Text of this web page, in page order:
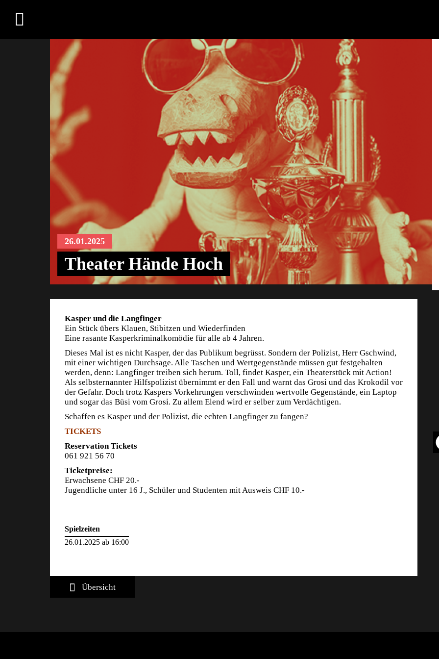
26.01.2025
Theater Hände Hoch
Kasper und die Langfinger
Ein Stück übers Klauen, Stibitzen und Wiederfinden
Eine rasante Kasperkriminalkomödie für alle ab 4 Jahren.
Dieses Mal ist es nicht Kasper, der das Publikum begrüsst. Sondern der Polizist, Herr Gschwind,
mit einer wichtigen Durchsage. Alle Taschen und Wertgegenstände müssen gut festgehalten
werden, denn: Langfinger treiben sich herum. Toll, findet Kasper, ein Theaterstück mit Action!
Als selbsternannter Hilfspolizist übernimmt er den Fall und warnt das Grosi und das Krokodil vor
der Gefahr. Doch trotz Kaspers Vorkehrungen verschwinden wertvolle Gegenstände, ein Laptop
und sogar das Büsi vom Grosi. Zu allem Elend wird er selber zum Verdächtigen.
Schaffen es Kasper und der Polizist, die echten Langfinger zu fangen?
TICKETS
Reservation Tickets
061 921 56 70
Ticketpreise:
Erwachsene CHF 20.-
Jugendliche unter 16 J., Schüler und Studenten mit Ausweis CHF 10.-
Spielzeiten
26.01.2025 ab 16:00
Übersicht